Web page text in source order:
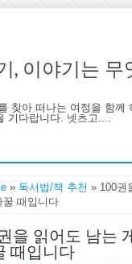
, 이야기는 무
찾아 떠나는 여정을 함께
기다랍니다. 넷츠고....
» 독서법/책 추천 » 100권
꿀 때입니다
을 읽어도 남는
때입니다